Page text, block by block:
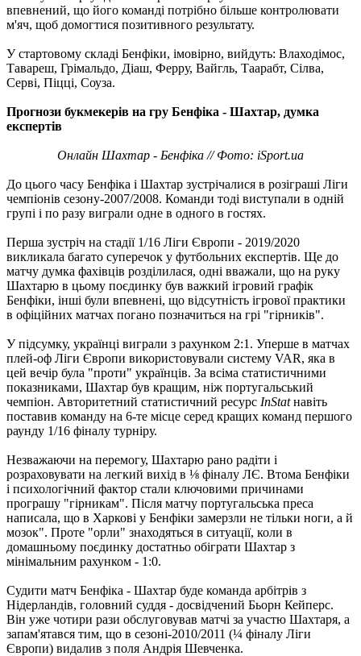
впевнений, що його команді потрібно більше контролювати
м'яч, щоб домогтися позитивного результату.
У стартовому складі Бенфіки, імовірно, вийдуть: Влаходімос,
Тавареш, Грімальдо, Діаш, Ферру, Вайгль, Таарабт, Сілва,
Серві, Піцці, Соуза.
Прогнози букмекерів на гру Бенфіка - Шахтар, думка
експертів
Онлайн Шахтар - Бенфіка // Фото: iSport.ua
До цього часу Бенфіка і Шахтар зустрічалися в розіграші Ліги
чемпіонів сезону-2007/2008. Команди тоді виступали в одній
групі і по разу виграли одне в одного в гостях.
Перша зустріч на стадії 1/16 Ліги Європи - 2019/2020
викликала багато суперечок у футбольних експертів. Ще до
матчу думка фахівців розділилася, одні вважали, що на руку
Шахтарю в цьому поєдинку був важкий ігровий графік
Бенфіки, інші були впевнені, що відсутність ігрової практики
в офіційних матчах погано позначиться на грі "гірників".
У підсумку, українці виграли з рахунком 2:1. Уперше в матчах
плей-оф Ліги Європи використовували систему VAR, яка в
цей вечір була "проти" українців. За всіма статистичними
показниками, Шахтар був кращим, ніж португальський
чемпіон. Авторитетний статистичний ресурс InStatнавіть
поставив команду на 6-те місце серед кращих команд першого
раунду 1/16 фіналу турніру.
Незважаючи на перемогу, Шахтарю рано радіти і
розраховувати на легкий вихід в ⅛ фіналу ЛЄ. Втома Бенфіки
і психологічний фактор стали ключовими причинами
програшу "гірникам". Після матчу португальська преса
написала, що в Харкові у Бенфіки замерзли не тільки ноги, а й
мозок". Проте "орли" знаходяться в ситуації, коли в
домашньому поєдинку достатньо обіграти Шахтар з
мінімальним рахунком - 1:0.
Судити матч Бенфіка - Шахтар буде команда арбітрів з
Нідерландів, головний суддя - досвідчений Бьорн Кейперс.
Він уже чотири рази обслуговував матчі за участю Шахтаря, а
запам'ятався тим, що в сезоні-2010/2011 (¼ фіналу Ліги
Європи) видалив з поля Андрія Шевченка.